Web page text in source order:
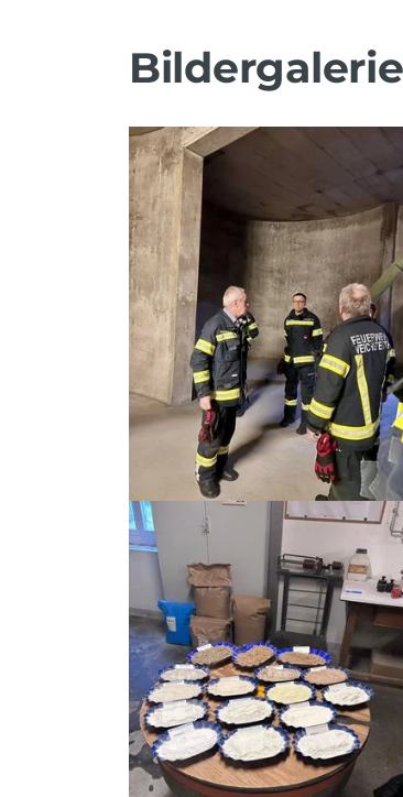
Bildergalerie